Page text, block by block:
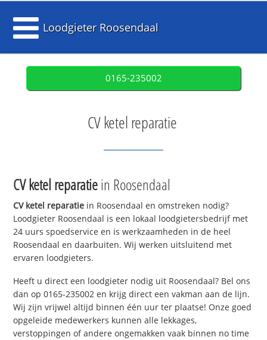
Loodgieter Roosendaal
0165-235002
CV ketel reparatie
CV ketel reparatiein Roosendaal
CV ketel reparatie in Roosendaal en omstreken nodig?
Loodgieter Roosendaal is een lokaal loodgietersbedrijf met
24 uurs spoedservice en is werkzaamheden in de heel
Roosendaal en daarbuiten. Wij werken uitsluitend met
ervaren loodgieters.
Heeft u direct een loodgieter nodig uit Roosendaal? Bel ons
dan op 0165-235002 en krijg direct een vakman aan de lijn.
Wij zijn vrijwel altijd binnen één uur ter plaatse! Onze goed
opgeleide medewerkers kunnen alle lekkages,
verstoppingen of andere ongemakken vaak binnen no time